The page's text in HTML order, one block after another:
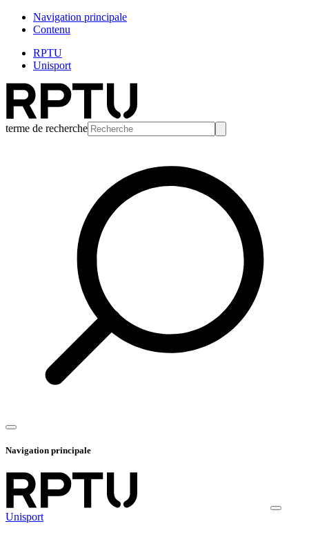
Navigation principale
Contenu
RPTU
Unisport
terme de recherche
Navigation principale
Unisport